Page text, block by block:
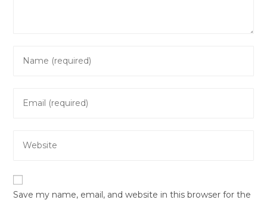
your
comment
your
address
your
URL
(optional)
Save my name, email, and website in this browser for the